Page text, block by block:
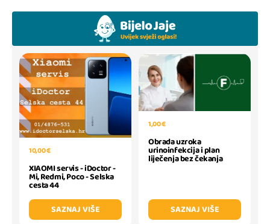
10,00 €
XIAOMI servis - iDoctor -
Mi, Redmi, Poco - Selska
cesta 44
SAZNAJ VIŠE
1,00 €
Obrada uzroka
urinoinfekcija i plan
liječenja bez čekanja
SAZNAJ VIŠE